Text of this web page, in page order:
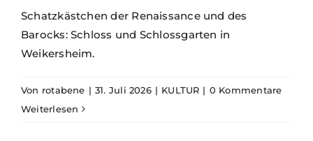
Schatzkästchen der Renaissance und des
Barocks: Schloss und Schlossgarten in
Weikersheim.
Von rotabene | 31. Juli 2026 | KULTUR | 0 Kommentare
Weiterlesen